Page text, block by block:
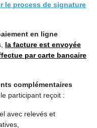
le process de signature
en ligne
la facture est envoyée
par carte bancaire
complémentaires
participant reçoit :
avec relevés et